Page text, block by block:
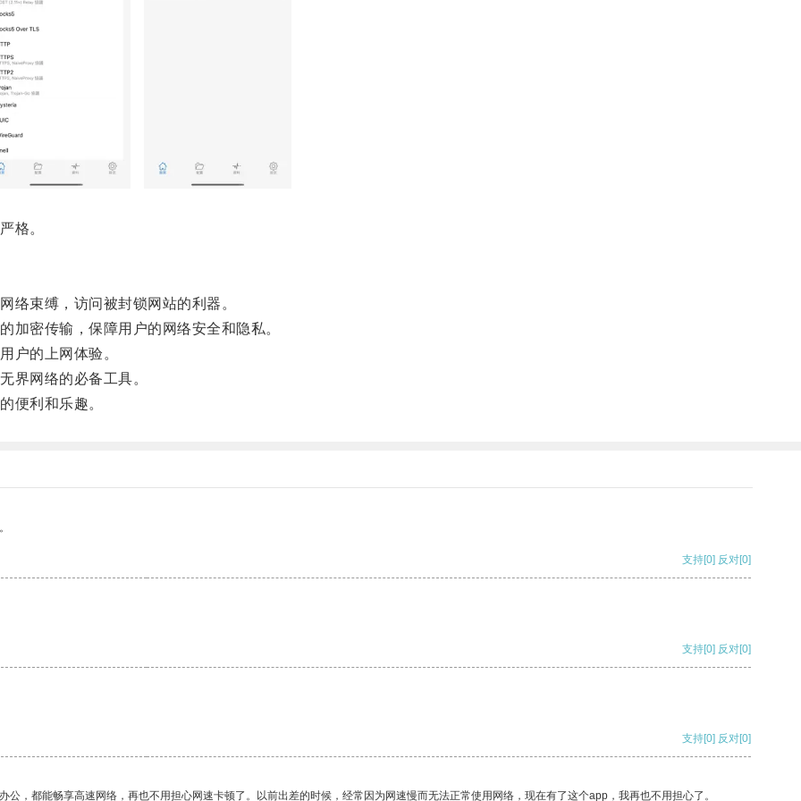
格。
束缚，访问被封锁网站的利器。
密传输，保障用户的网络安全和隐私。
的上网体验。
网络的必备工具。
利和乐趣。
支持[0] 反对[0]
支持[0] 反对[0]
支持[0] 反对[0]
，都能畅享高速网络，再也不用担心网速卡顿了。以前出差的时候，经常因为网速慢而无法正常使用网络，现在有了这个app，我再也不用担心了。